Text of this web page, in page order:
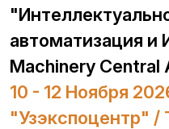
автоматизация и
Machinery Central
10 - 12 Ноября
"Узэкспоцентр" /